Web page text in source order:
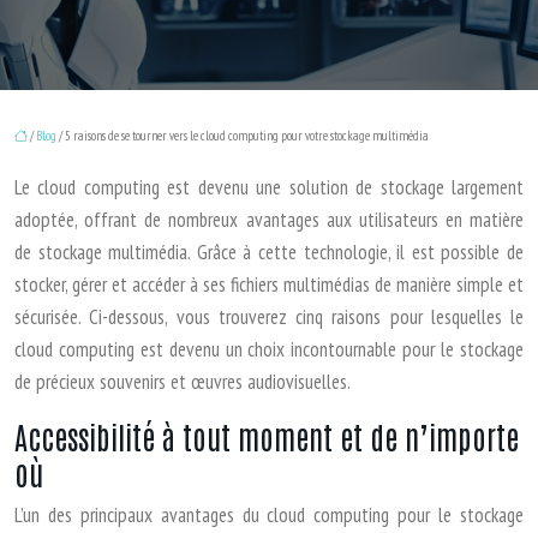
/Blog / 5 raisons de se tourner vers le cloud computing pour votre stockage multimédia
Le cloud computing est devenu une solution de stockage largement
adoptée, offrant de nombreux avantages aux utilisateurs en matière
de stockage multimédia. Grâce à cette technologie, il est possible de
stocker, gérer et accéder à ses fichiers multimédias de manière simple et
sécurisée. Ci-dessous, vous trouverez cinq raisons pour lesquelles le
cloud computing est devenu un choix incontournable pour le stockage
de précieux souvenirs et œuvres audiovisuelles.
Accessibilité à tout moment et de n’importe
où
L’un des principaux avantages du cloud computing pour le stockage